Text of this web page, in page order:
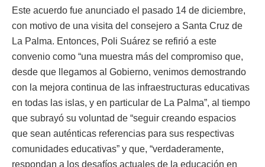
Este acuerdo fue anunciado el pasado 14 de diciembre,
con motivo de una visita del consejero a Santa Cruz de
La Palma. Entonces, Poli Suárez se refirió a este
convenio como “una muestra más del compromiso que,
desde que llegamos al Gobierno, venimos demostrando
con la mejora continua de las infraestructuras educativas
en todas las islas, y en particular de La Palma”, al tiempo
que subrayó su voluntad de “seguir creando espacios
que sean auténticas referencias para sus respectivas
comunidades educativas” y que, “verdaderamente,
respondan a los desafíos actuales de la educación en